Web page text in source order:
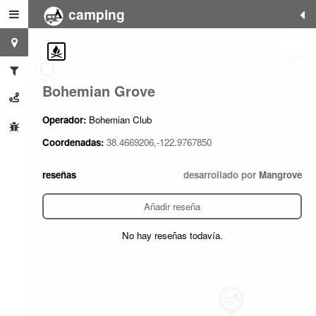
camping
Bohemian Grove
Operador: Bohemian Club
Coordenadas: 38.4669206,-122.9767850
reseñas desarrollado por Mangrove
Añadir reseña
No hay reseñas todavía.
+
−